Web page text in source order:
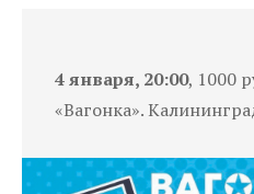
4 января, 20:00, 1000
«Вагонка».